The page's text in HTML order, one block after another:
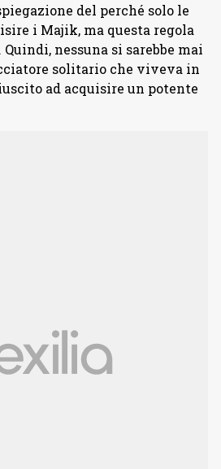
del perché solo le
i Majik, ma questa regola
nessuna si sarebbe mai
solitario che viveva in
ad acquisire un potente